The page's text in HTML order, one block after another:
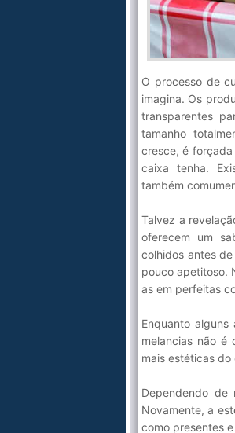
O processo de
imagina. Os
transparentes
tamanho
cresce, é
caixa tenha.
também
Talvez a
oferecem um
colhidos antes
pouco apetitoso.
as em perfeitas
Enquanto
melancias não é
mais estéticas
Dependendo
Novamente, a
como presentes